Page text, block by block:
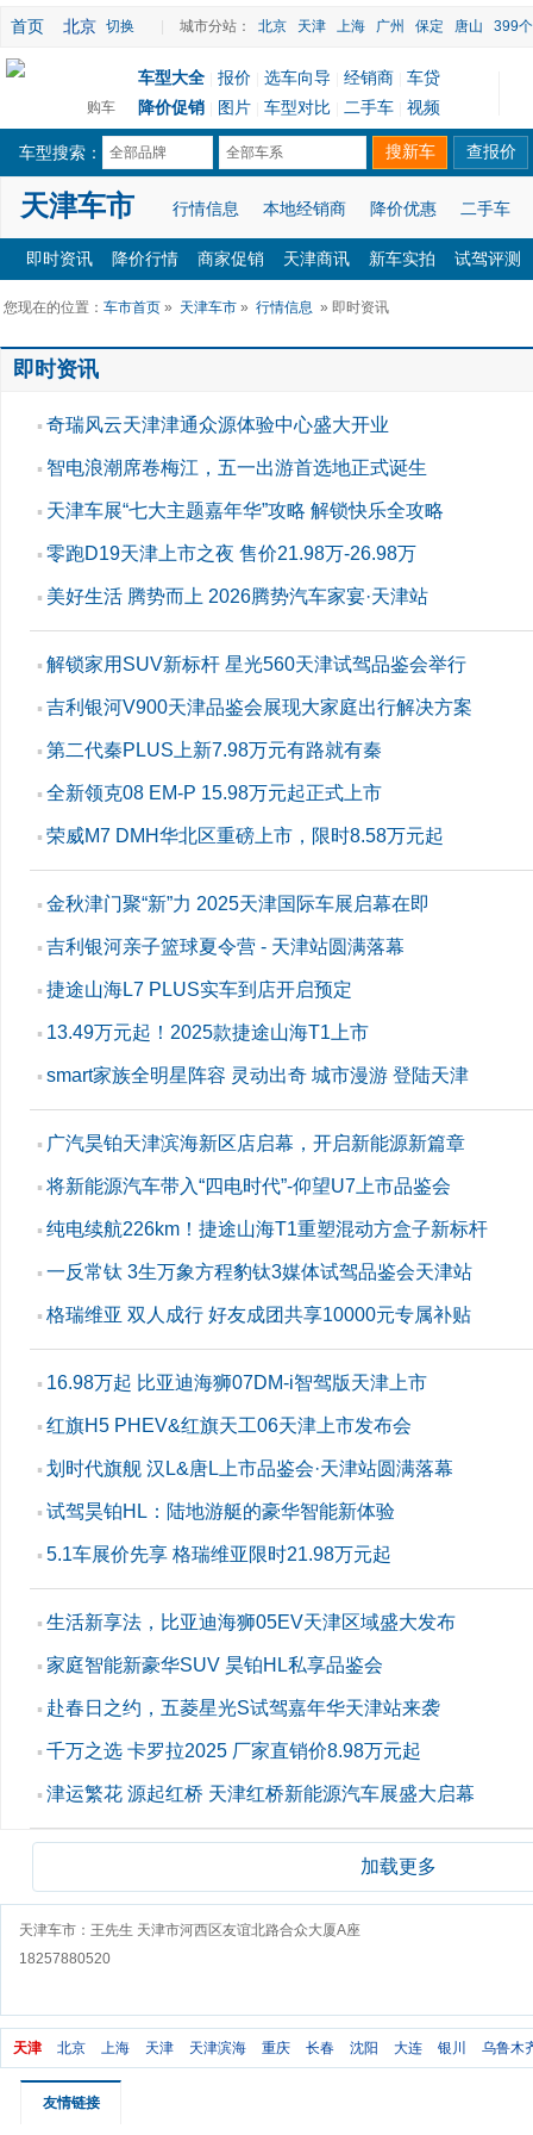
首页 北京 切换 城市分站： 北京 天津 上海 广州 保定 唐山 399
购车
车型大全 报价 选车向导 经销商
车贷
降价促销
图片 车型对比 二手车 视频
车型搜索： 全部品牌 全部车系
天津车市 行情信息 本地经销商 降价优惠 二手车
即时资讯 降价行情 商家促销 天津商讯 新车实拍 试驾评测
您现在的位置： 车市首页 » 天津车市 » 行情信息 » 即时资讯
即时资讯
▪ 奇瑞风云天津津通众源体验中心盛大开业
▪ 智电浪潮席卷梅江，五一出游首选地正式诞生
▪ 天津车展“七大主题嘉年华”攻略 解锁快乐全攻略
▪ 零跑D19天津上市之夜 售价21.98万-26.98万
▪ 美好生活 腾势而上 2026腾势汽车家宴·天津站
▪ 解锁家用SUV新标杆 星光560天津试驾品鉴会举行
▪ 吉利银河V900天津品鉴会展现大家庭出行解决方案
▪ 第二代秦PLUS上新7.98万元有路就有秦
▪ 全新领克08 EM-P 15.98万元起正式上市
▪ 荣威M7 DMH华北区重磅上市，限时8.58万元起
▪ 金秋津门聚“新”力 2025天津国际车展启幕在即
▪ 吉利银河亲子篮球夏令营 - 天津站圆满落幕
▪ 捷途山海L7 PLUS实车到店开启预定
▪ 13.49万元起！2025款捷途山海T1上市
▪ smart家族全明星阵容 灵动出奇 城市漫游 登陆天津
▪ 广汽昊铂天津滨海新区店启幕，开启新能源新篇章
▪ 将新能源汽车带入“四电时代”-仰望U7上市品鉴会
▪ 纯电续航226km！捷途山海T1重塑混动方盒子新标杆
▪ 一反常钛 3生万象方程豹钛3媒体试驾品鉴会天津站
▪ 格瑞维亚 双人成行 好友成团共享10000元专属补贴
▪ 16.98万起 比亚迪海狮07DM-i智驾版天津上市
▪ 红旗H5 PHEV&红旗天工06天津上市发布会
▪ 划时代旗舰 汉L&唐L上市品鉴会·天津站圆满落幕
▪ 试驾昊铂HL：陆地游艇的豪华智能新体验
▪ 5.1车展价先享 格瑞维亚限时21.98万元起
▪ 生活新享法，比亚迪海狮05EV天津区域盛大发布
▪ 家庭智能新豪华SUV 昊铂HL私享品鉴会
▪ 赴春日之约，五菱星光S试驾嘉年华天津站来袭
▪ 千万之选 卡罗拉2025 厂家直销价8.98万元起
▪ 津运繁花 源起红桥 天津红桥新能源汽车展盛大启幕
加载更多
天津车市：王先生 天津市河西区友谊北路合众大厦A座
18257880520
天津 北京 上海 天津 天津滨海 重庆 长春 沈阳 大连 银川 乌鲁木
友情链接